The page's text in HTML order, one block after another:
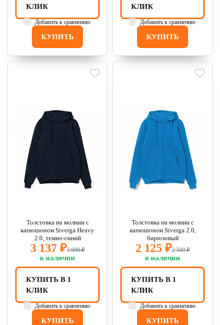
КУПИТЬ
КЛИК
Добавить к сравнению
КУПИТЬ
КЛИК
Добавить к сравнению
Толстовка на молнии с
капюшоном Siverga Heavy
2.0, темно-синий
3 137 ₽3 690 ₽
в наличии
КУПИТЬ
КУПИТЬ В 1
КЛИК
Добавить к сравнению
Толстовка на молнии с
капюшоном Siverga 2.0,
бирюзовый
2 125 ₽2 500 ₽
в наличии
КУПИТЬ
КУПИТЬ В 1
КЛИК
Добавить к сравнению